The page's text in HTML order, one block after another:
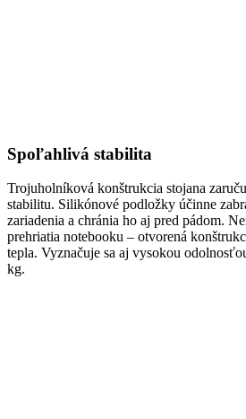
Spoľahlivá stabilita
Trojuholníková konštrukcia stojana
stabilitu. Silikónové podložky účinne
zariadenia a chránia ho aj pred pádom.
prehriatia notebooku – otvorená
tepla. Vyznačuje sa aj vysokou
kg.